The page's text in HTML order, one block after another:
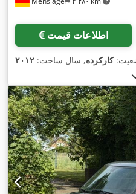
اطلاعات قیمت
کارکرده, سال ساخت: ۲۰۱۲